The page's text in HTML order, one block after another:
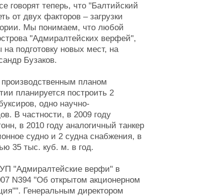
говорят теперь, что "Балтийский
от двух факторов – загрузки
Мы понимаем, что любой
"Адмиралтейских верфей",
на подготовку новых мест, на
Бузаков.
планом
планируется построить 2
одно научно-
В частности, в 2009 году
в 2010 году аналогичный танкер
судно и 2 судна снабжения, в
35 тыс. куб. м. в год.
"Адмиралтейские верфи" в
N394 "Об открытом акционерном
Генеральным директором